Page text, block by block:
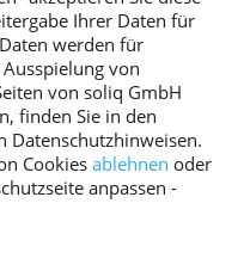
Ihrer Daten für
werden für
von
von soliq GmbH
finden Sie in den
Datenschutzhinweisen.
Cookies ablehnen oder
anpassen -